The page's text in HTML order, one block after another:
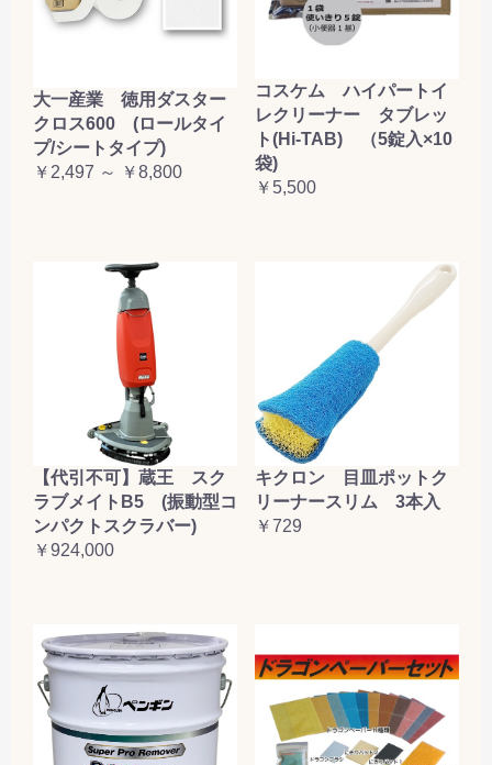
大一産業 徳用ダスター
クロス600 (ロールタイ
プ/シートタイプ)
￥2,497 ～ ￥8,800
コスケム ハイパートイ
レクリーナー タブレッ
ト(Hi-TAB) （5錠入×10
袋)
￥5,500
【代引不可】蔵王 スク
ラブメイトB5 (振動型コ
ンパクトスクラバー)
￥924,000
キクロン 目皿ポットク
リーナースリム 3本入
￥729